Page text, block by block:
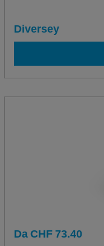
Diversey
Da CHF 73.40